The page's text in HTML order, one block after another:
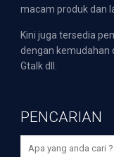
macam produk dan
Kini juga tersedia
dengan kemudahan
Gtalk dll.
PENCARIAN